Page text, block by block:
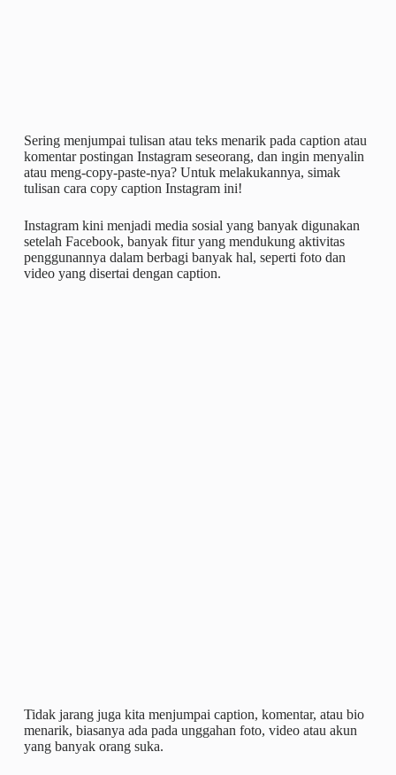
Sering menjumpai tulisan atau teks menarik pada caption atau
komentar postingan Instagram seseorang, dan ingin menyalin
atau meng-copy-paste-nya? Untuk melakukannya, simak
tulisan cara copy caption Instagram ini!
Instagram kini menjadi media sosial yang banyak digunakan
setelah Facebook, banyak fitur yang mendukung aktivitas
penggunannya dalam berbagi banyak hal, seperti foto dan
video yang disertai dengan caption.
Tidak jarang juga kita menjumpai caption, komentar, atau bio
menarik, biasanya ada pada unggahan foto, video atau akun
yang banyak orang suka.